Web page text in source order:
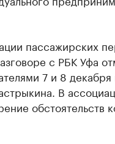
пассажирских
с РБК Уфа
7 и 8
В
обстоятельств